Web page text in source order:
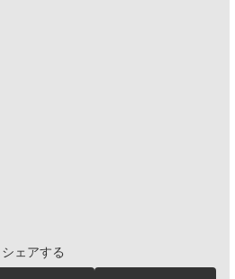
シェアする